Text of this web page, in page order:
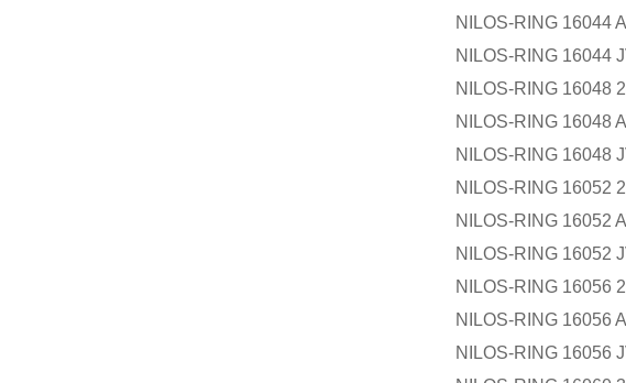
NILOS-RING 16044
NILOS-RING 16044
NILOS-RING 16048
NILOS-RING 16048
NILOS-RING 16048
NILOS-RING 16052
NILOS-RING 16052
NILOS-RING 16052
NILOS-RING 16056
NILOS-RING 16056
NILOS-RING 16056